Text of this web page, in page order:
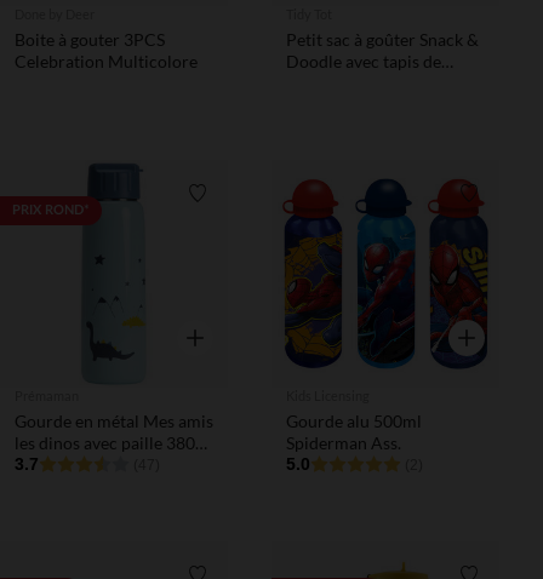
Boite à gouter 3PCS
Celebration Multicolore
Petit sac à goûter Snack &
Doodle avec tapis de
PRIX ROND* Liste de souhaits
Aperçu rapide
Gourde en métal Mes amis
les dinos avec paille 380
ml
3.7
Liste de
Aperçu
Gourde alu 500ml
Spiderman Ass.
5.0